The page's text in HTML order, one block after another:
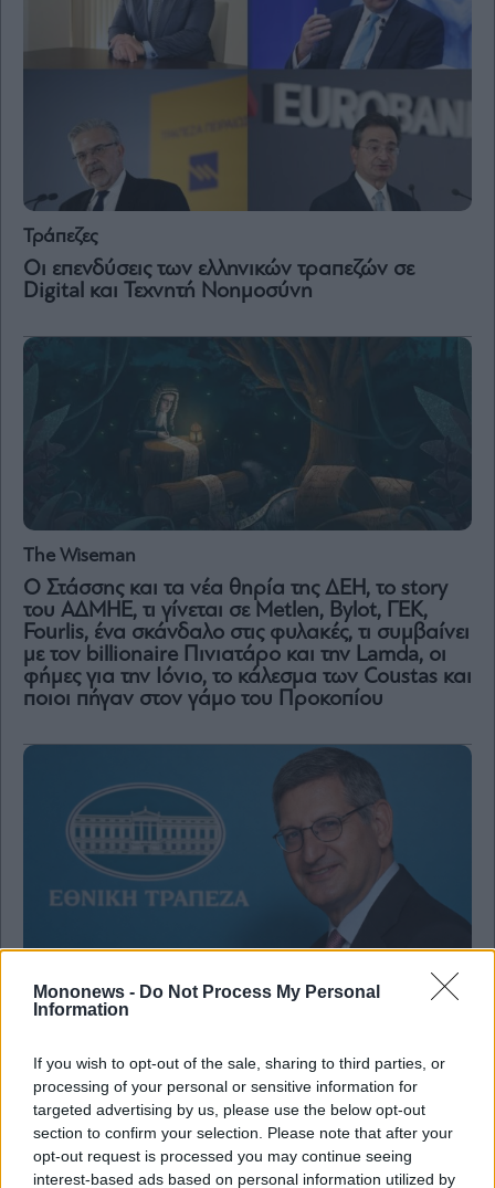
Mononews - Do Not Process My Personal
Information
If you wish to opt-out of the sale, sharing to third parties, or
processing of your personal or sensitive information for
targeted advertising by us, please use the below opt-out
section to confirm your selection. Please note that after your
opt-out request is processed you may continue seeing
interest-based ads based on personal information utilized by
Τράπεζες
Οι επενδύσεις των ελληνικών τραπεζών σε
Digital και Τεχνητή Νοημοσύνη
The Wiseman
Ο Στάσσης και τα νέα θηρία της ΔΕΗ, το story
του ΑΔΜΗΕ, τι γίνεται σε Metlen, Bylot, ΓΕΚ,
Fourlis, ένα σκάνδαλο στις φυλακές, τι συμβαίνει
με τον billionaire Πινιατάρο και την Lamda, οι
φήμες για την Ιόνιο, το κάλεσμα των Coustas και
ποιοι πήγαν στον γάμο του Προκοπίου
Εθνική Τράπεζα: Συμμετοχή στο ευρωπαϊκό
τραπεζικό σχήμα Qivalis για την έκδοση
ψηφιακού σταθερού νομίσματος (stablecoin)